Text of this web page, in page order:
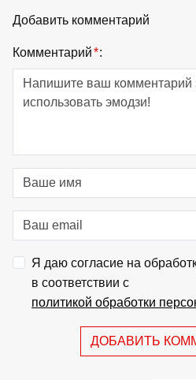
Добавить комментарий
Комментарий*:
Я даю согласие на
в соответствии с
политикой обработки
ДОБАВИТЬ